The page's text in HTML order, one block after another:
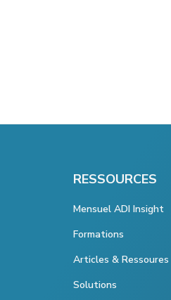
RESSOURCES
Mensuel ADI Insight
Formations
Articles & Ressoures
Solutions